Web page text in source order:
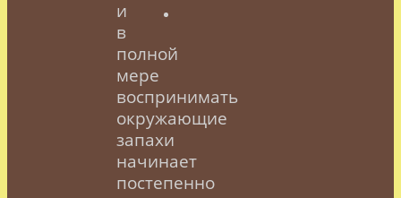
и
в
полной
мере
воспринимать
окружающие
запахи
начинает
постепенно